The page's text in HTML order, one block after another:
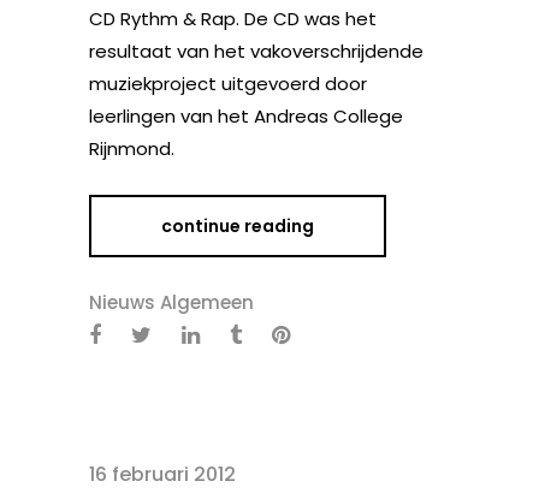
CD Rythm & Rap. De CD was het
resultaat van het vakoverschrijdende
muziekproject uitgevoerd door
leerlingen van het Andreas College
Rijnmond.
continue reading
Nieuws Algemeen
16 februari 2012